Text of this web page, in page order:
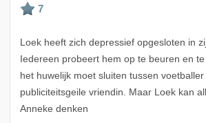
Loek heeft zich depressief opgesloten in
Iedereen probeert hem op te beuren en
het huwelijk moet sluiten tussen
publiciteitsgeile vriendin. Maar Loek kan
Anneke denken